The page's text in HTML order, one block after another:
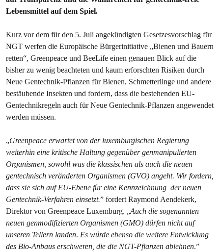
Lebensmittel auf dem Spiel.
Kurz vor dem für den 5. Juli angekündigten Gesetzesvorschlag für
NGT werfen die Europäische Bürgerinitiative „Bienen und Bauern
retten“, Greenpeace und BeeLife einen genauen Blick auf die
bisher zu wenig beachteten und kaum erforschten Risiken durch
Neue Gentechnik-Pflanzen für Bienen, Schmetterlinge und andere
bestäubende Insekten und fordern, dass die bestehenden EU-
Gentechnikregeln auch für Neue Gentechnik-Pflanzen angewendet
werden müssen.
„Greenpeace erwartet von der luxemburgischen Regierung
weiterhin eine kritische Haltung gegenüber genmanipulierten
Organismen, sowohl was die klassischen als auch die neuen
gentechnisch veränderten Organismen (GVO) angeht. Wir fordern,
dass sie sich auf EU-Ebene für eine Kennzeichnung der neuen
Gentechnik-Verfahren einsetzt.” fordert Raymond Aendekerk,
Direktor von Greenpeace Luxemburg. „Auch die sogenannten
neuen genmodifizierten Organismen (GMO) dürfen nicht auf
unseren Tellern landen. Es würde ebenso die weitere Entwicklung
des Bio-Anbaus erschweren, die die NGT-Pflanzen ablehnen.”